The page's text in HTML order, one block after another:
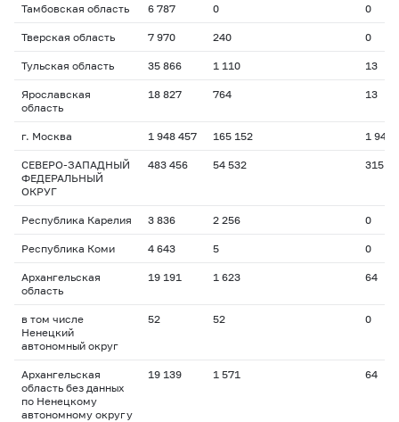
Тамбовская область 6 787 0 0
Тверская область 7 970 240 0
Тульская область 35 866 1 110 13
Ярославская
область
18 827 764 13
г. Москва 1 948 457 165 152 1 941
СЕВЕРО-ЗАПАДНЫЙ
ФЕДЕРАЛЬНЫЙ
ОКРУГ
483 456 54 532 315
Республика Карелия 3 836 2 256 0
Республика Коми 4 643 5 0
Архангельская
область
19 191 1 623 64
в том числе
Ненецкий
автономный округ
52 52 0
Архангельская
область без данных
по Ненецкому
автономному округу
19 139 1 571 64